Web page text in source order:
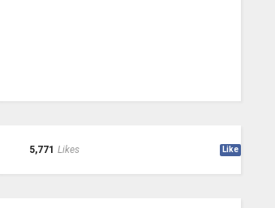
5,771 Likes Like